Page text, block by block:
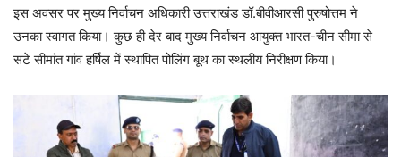
इस अवसर पर मुख्य निर्वाचन अधिकारी उत्तराखंड डॉ.बीवीआरसी पुरुषोत्तम ने
उनका स्वागत किया। कुछ ही देर बाद मुख्य निर्वाचन आयुक्त भारत-चीन सीमा से
सटे सीमांत गांव हर्षिल में स्थापित पोलिंग बूथ का स्थलीय निरीक्षण किया।